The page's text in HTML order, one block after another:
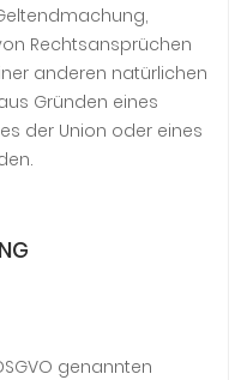
Rechtsansprüchen
anderen natürlichen
Gründen eines
der Union oder eines
genannten